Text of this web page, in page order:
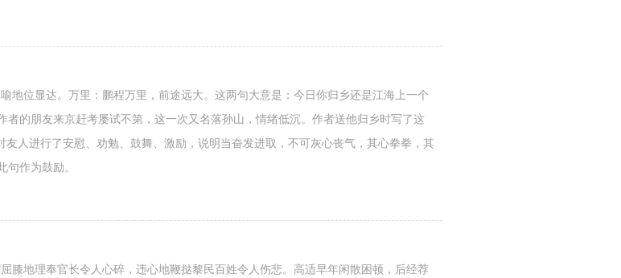
地位显达。万里：鹏程万里，前途远大。这两句大意是：今日你归乡还是江海上一个
的朋友来京赶考屡试不第，这一次又名落孙山，情绪低沉。作者送他归乡时写了这
人进行了安慰、劝勉、鼓舞、激励，说明当奋发进取，不可灰心丧气，其心拳拳，其
作为鼓励。
膝地理奉官长令人心碎，违心地鞭挞黎民百姓令人伤悲。高适早年闲散困顿，后经荐